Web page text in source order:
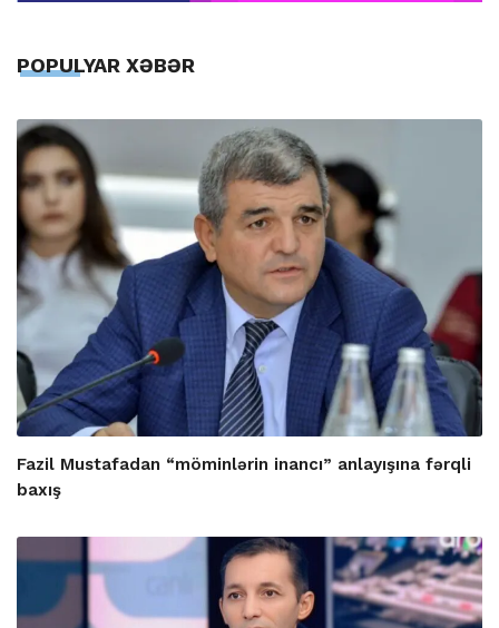
POPULYAR XƏBƏR
Fazil Mustafadan “möminlərin inancı” anlayışına fərqli
baxış